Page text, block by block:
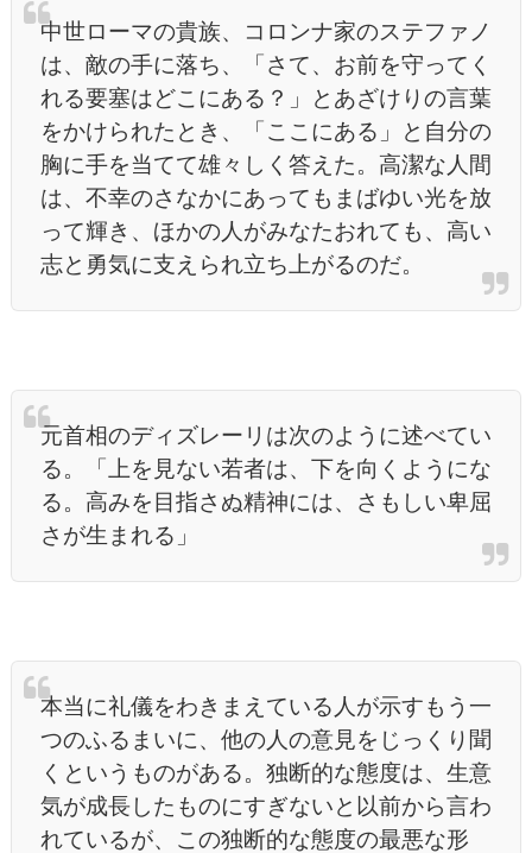
中世ローマの貴族、コロンナ家のステファノ
は、敵の手に落ち、「さて、お前を守ってく
れる要塞はどこにある？」とあざけりの言葉
をかけられたとき、「ここにある」と自分の
胸に手を当てて雄々しく答えた。高潔な人間
は、不幸のさなかにあってもまばゆい光を放
って輝き、ほかの人がみなたおれても、高い
志と勇気に支えられ立ち上がるのだ。
元首相のディズレーリは次のように述べてい
る。「上を見ない若者は、下を向くようにな
る。高みを目指さぬ精神には、さもしい卑屈
さが生まれる」
本当に礼儀をわきまえている人が示すもう一
つのふるまいに、他の人の意見をじっくり聞
くというものがある。独断的な態度は、生意
気が成長したものにすぎないと以前から言わ
れているが、この独断的な態度の最悪な形